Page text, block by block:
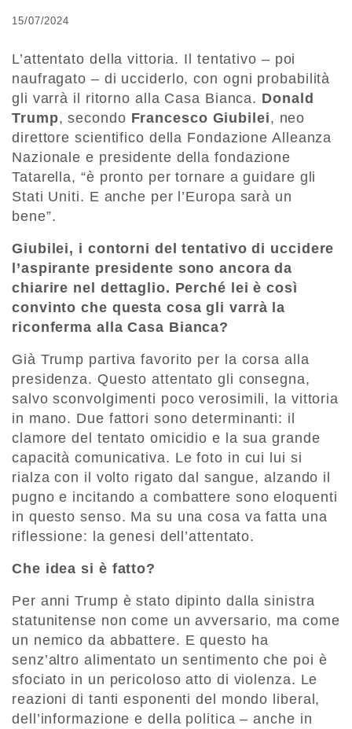
15/07/2024
L’attentato della vittoria. Il tentativo – poi
naufragato – di ucciderlo, con ogni probabilità
gli varrà il ritorno alla Casa Bianca. Donald
Trump, secondo Francesco Giubilei, neo
direttore scientifico della Fondazione Alleanza
Nazionale e presidente della fondazione
Tatarella, “è pronto per tornare a guidare gli
Stati Uniti. E anche per l’Europa sarà un
bene”.
Giubilei, i contorni del tentativo di uccidere
l’aspirante presidente sono ancora da
chiarire nel dettaglio. Perché lei è così
convinto che questa cosa gli varrà la
riconferma alla Casa Bianca?
Già Trump partiva favorito per la corsa alla
presidenza. Questo attentato gli consegna,
salvo sconvolgimenti poco verosimili, la vittoria
in mano. Due fattori sono determinanti: il
clamore del tentato omicidio e la sua grande
capacità comunicativa. Le foto in cui lui si
rialza con il volto rigato dal sangue, alzando il
pugno e incitando a combattere sono eloquenti
in questo senso. Ma su una cosa va fatta una
riflessione: la genesi dell’attentato.
Che idea si è fatto?
Per anni Trump è stato dipinto dalla sinistra
statunitense non come un avversario, ma come
un nemico da abbattere. E questo ha
senz’altro alimentato un sentimento che poi è
sfociato in un pericoloso atto di violenza. Le
reazioni di tanti esponenti del mondo liberal,
dell’informazione e della politica – anche in